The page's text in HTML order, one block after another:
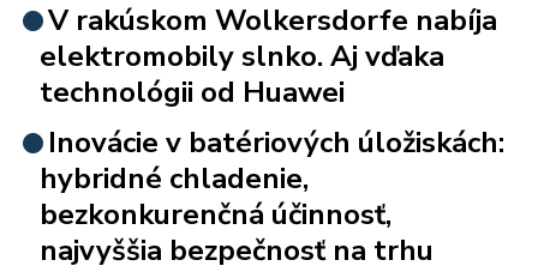
V rakúskom Wolkersdorfe nabíja
elektromobily slnko. Aj vďaka
technológii od Huawei
Inovácie v batériových úložiskách:
hybridné chladenie,
bezkonkurenčná účinnosť,
najvyššia bezpečnosť na trhu